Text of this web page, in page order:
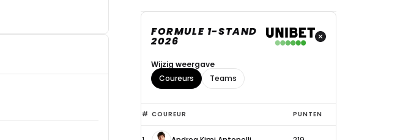
FORMULE 1-STAND
2026
Wijzig weergave
Coureurs
Teams
Top
6
# COUREUR PUNTEN